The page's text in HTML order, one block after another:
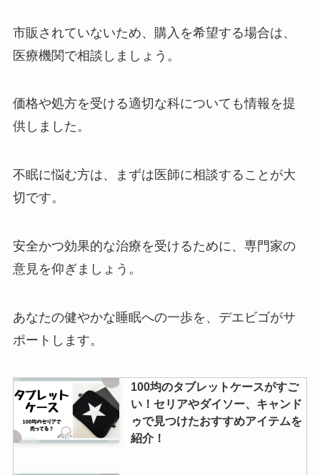
ビニで売ってる？値段や厚みにつ
いて調査しました！
win5はどこで買える？現金購入で
販売場所や価格、品薄の理由は？
wsr-5400ax6販売終了の理由は？
不具合や不安定が多いの？どこで
買える？
市販されていないため、購入を希望する場合は、
医療機関で相談しましょう。
価格や処方を受ける適切な科についても情報を提
供しました。
不眠に悩む方は、まずは医師に相談することが大
切です。
安全かつ効果的な治療を受けるために、専門家の
意見を仰ぎましょう。
あなたの健やかな睡眠への一歩を、デエビゴがサ
ポートします。
100均のタブレットケースがすご
い！セリアやダイソー、キャンド
ゥで見つけたおすすめアイテムを
紹介！